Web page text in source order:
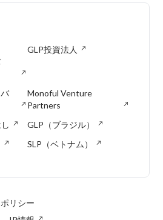
GLP投資法人
Monoful Venture
Partners
GLP（ブラジル）
SLP（ベトナム）
リシー